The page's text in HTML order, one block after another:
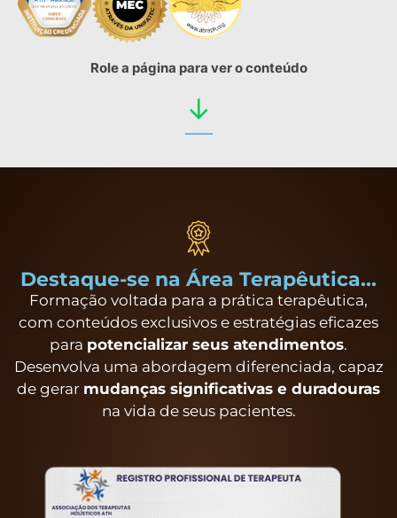
Role a página para ver o conteúdo
↓
Destaque-se na Área Terapêutica...
Formação voltada para a prática terapêutica,
com conteúdos exclusivos e estratégias eficazes
para potencializar seus atendimentos.
Desenvolva uma abordagem diferenciada, capaz
de gerar mudanças significativas e duradouras
na vida de seus pacientes.